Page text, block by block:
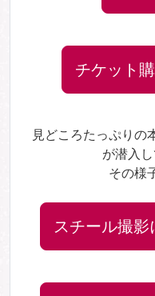
チケット
見どころたっぷりの
が潜入
その様
スチール撮影